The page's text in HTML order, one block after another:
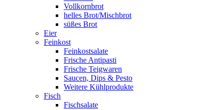
Vollkornbrot
helles Brot/Mischbrot
süßes Brot
Eier
Feinkost
Feinkostsalate
Frische Antipasti
Frische Teigwaren
Saucen, Dips & Pesto
Weitere Kühlprodukte
Fisch
Fischsalate